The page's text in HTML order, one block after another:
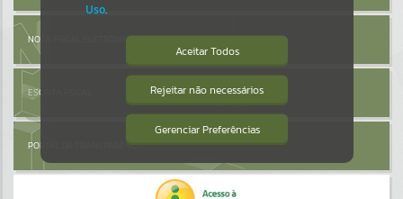
Por favor, aguarde...
Por favor, aguarde...
NOTA FISCAL ELETRÔNICA
ESCRITA FISCAL
PORTAL DA TRANSPARÊNCIA
Uso.
Aceitar Todos
Rejeitar não necessários
Gerenciar Preferências
Isto significa que diversos recursos